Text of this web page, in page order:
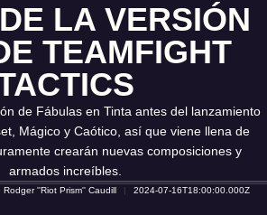
LA VERSIÓN
TEAMFIGHT
de Fábulas en Tinta antes del lanzamiento
Mágico y Caótico, así que viene llena de
crearán nuevas composiciones y
armados increíbles.
Rodger ''Riot Prism'' Caudill 2024-07-16T18:00:00.000Z